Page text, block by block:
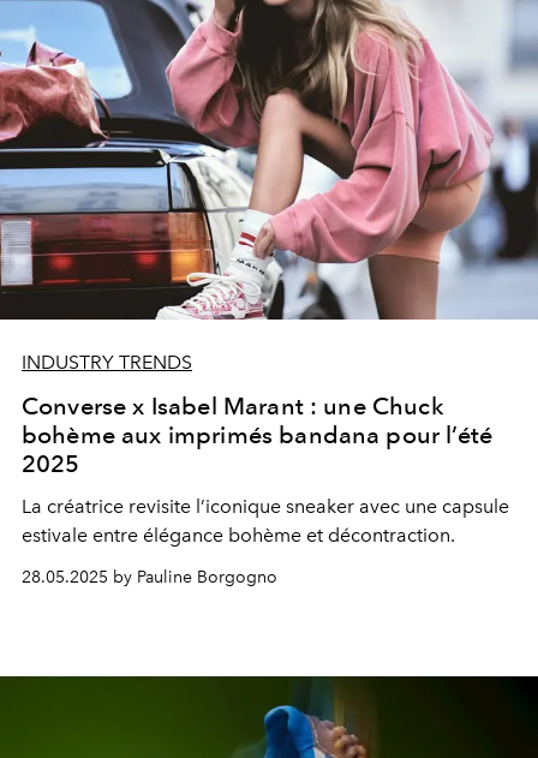
INDUSTRY TRENDS
Converse x Isabel Marant : une Chuck
bohème aux imprimés bandana pour l’été
2025
La créatrice revisite l’iconique sneaker avec une capsule
estivale entre élégance bohème et décontraction.
28.05.2025 by Pauline Borgogno